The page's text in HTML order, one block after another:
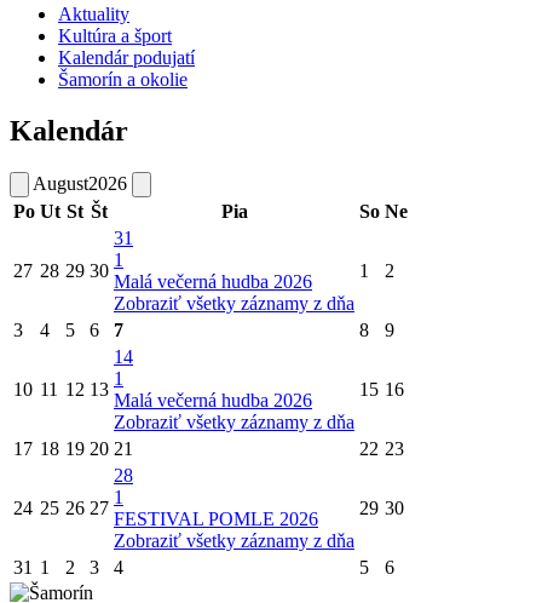
Aktuality
Kultúra a šport
Kalendár podujatí
Šamorín a okolie
Kalendár
August2026
Po Ut St Št Pia So Ne
27 28 29 30
31
1
Malá večerná hudba 2026
Zobraziť všetky záznamy z dňa
1 2
3 4 5 6 7 8 9
10 11 12 13
14
1
Malá večerná hudba 2026
Zobraziť všetky záznamy z dňa
15 16
17 18 19 20 21 22 23
24 25 26 27
28
1
FESTIVAL POMLE 2026
Zobraziť všetky záznamy z dňa
29 30
31 1 2 3 4 5 6